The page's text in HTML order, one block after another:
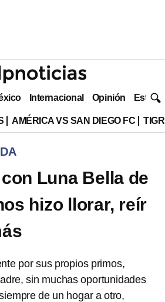
Internacional Opinión Estilo
AMÉRICA VS SAN DIEGO FC
Luna Bella de
hizo llorar, reír
por sus propios primos,
sin muchas oportunidades
de un hogar a otro,